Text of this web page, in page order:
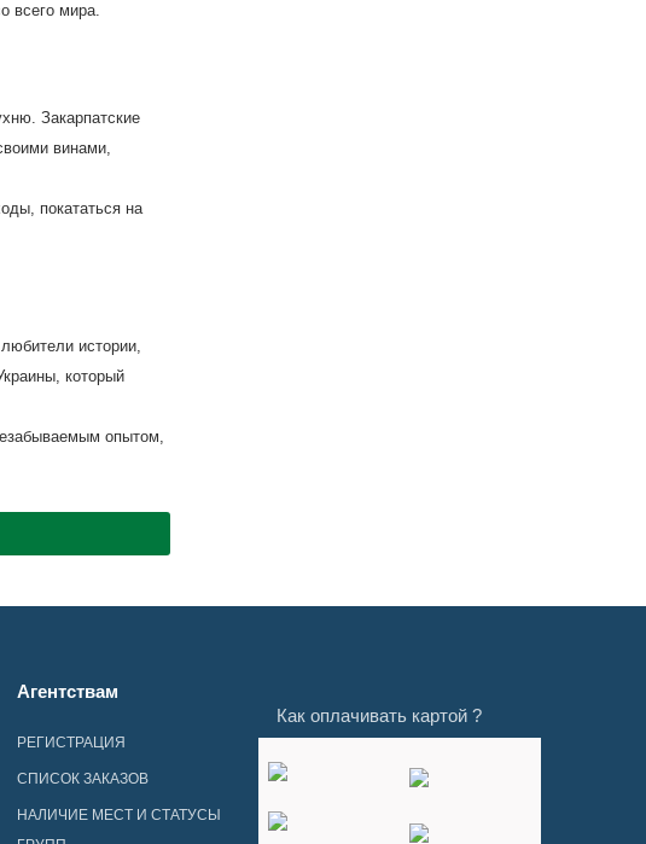
всего мира.
Закарпатские
винами,
покататься на
истории,
который
опытом,
Агентствам
РЕГИСТРАЦИЯ
СПИСОК ЗАКАЗОВ
НАЛИЧИЕ МЕСТ И СТАТУСЫ
Как оплачивать картой ?